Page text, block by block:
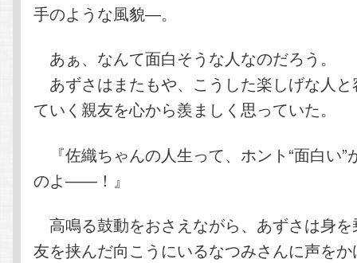
手のような風貌―。
あぁ、なんて面白そうな人なのだろう。
あずさはまたもや、こうした楽しげな人
ていく親友を心から羨ましく思っていた。
『佐織ちゃんの人生って、ホント“面白い”
のよ――！』
高鳴る鼓動をおさえながら、あずさは身
友を挟んだ向こうにいるなつみさんに声を